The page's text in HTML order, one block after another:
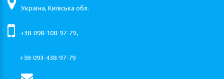
Україна, Київська обл.
+38-098-108-97-79,
+38-093-438-97-79